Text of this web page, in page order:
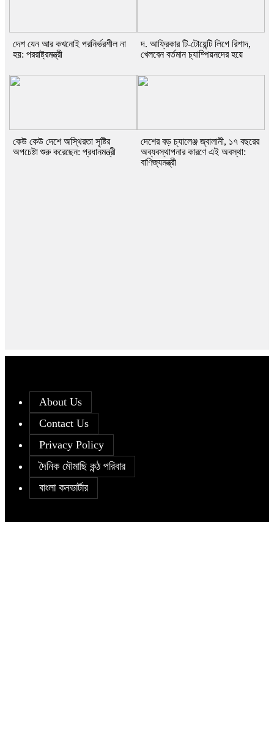
দেশ যেন আর কখনোই পরনির্ভরশীল না
হয়: পররাষ্ট্রমন্ত্রী
দ. আফ্রিকার টি-টোয়েন্টি লিগে রিশাদ,
খেলবেন বর্তমান চ্যাম্পিয়নদের হয়ে
কেউ কেউ দেশে অস্থিরতা সৃষ্টির
অপচেষ্টা শুরু করেছেন: প্রধানমন্ত্রী
দেশের বড় চ্যালেঞ্জ জ্বালানী, ১৭ বছরের
অব্যবস্থাপনার কারণে এই অবস্থা:
বাণিজ্যমন্ত্রী
About Us
Contact Us
Privacy Policy
দৈনিক মৌমাছি কন্ঠ পরিবার
বাংলা কনভার্টার